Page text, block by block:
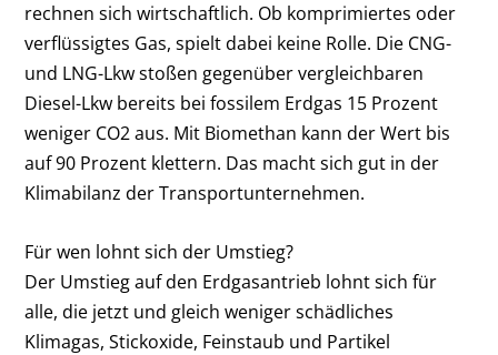
rechnen sich wirtschaftlich. Ob komprimiertes oder
verflüssigtes Gas, spielt dabei keine Rolle. Die CNG-
und LNG-Lkw stoßen gegenüber vergleichbaren
Diesel-Lkw bereits bei fossilem Erdgas 15 Prozent
weniger CO2 aus. Mit Biomethan kann der Wert bis
auf 90 Prozent klettern. Das macht sich gut in der
Klimabilanz der Transportunternehmen.
Für wen lohnt sich der Umstieg?
Der Umstieg auf den Erdgasantrieb lohnt sich für
alle, die jetzt und gleich weniger schädliches
Klimagas, Stickoxide, Feinstaub und Partikel